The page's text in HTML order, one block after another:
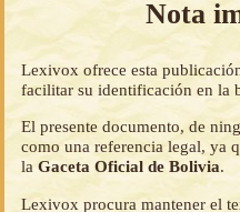
Nota
Lexivox ofrece esta
facilitar su identificación en la
El presente documento, de
como una referencia legal, ya
laGaceta Oficial de Bolivia.
Lexivox procura mantener el